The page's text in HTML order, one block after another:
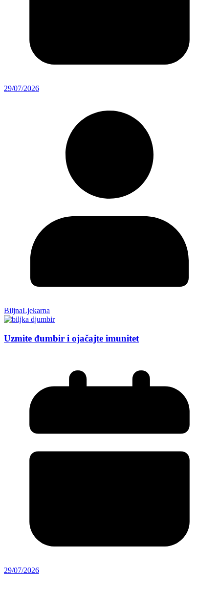
29/07/2026
BiljnaLjekarna
Uzmite đumbir i ojačajte imunitet
29/07/2026